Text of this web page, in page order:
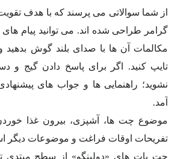
از شما سوالاتی می پرسند که با هدف
گرامر طراحی شده اند. می توانید پیام های
مکالمات آن ها با صدای بلند گوش بدهید و
تایپ کنید. اگر برای پاسخ دادن گیج و
نشوید؛ راهنمایی ها و جواب های
آمد.
موضوع چت ها، آشپزی، بیرون غذا
تفریحات اوقات فراغت و موضوعات دیگر
چت بات های «دولینگو» از سطح مبتدی